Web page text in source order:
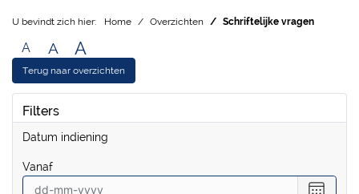
U bevindt zich hier: Home Overzichten Schriftelijke vragen
A A A
Terug naar overzichten
Filters
Datum indiening
vanaf